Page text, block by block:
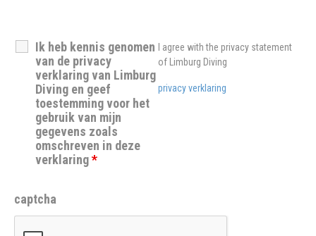
Ik heb kennis genomen
van de privacy
verklaring van Limburg
Diving en geef
toestemming voor het
gebruik van mijn
gegevens zoals
omschreven in deze
verklaring*
I agree with the privacy statement
of Limburg Diving
privacy verklaring
captcha